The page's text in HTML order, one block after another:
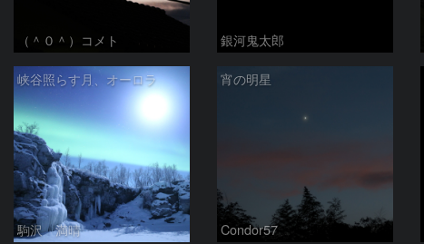
（＾０＾）コメト 銀河鬼太郎
峡谷照らす月、オーロラ
駒沢 満晴
宵の明星
Condor57